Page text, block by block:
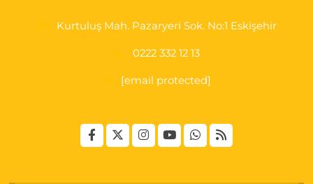
Kurtuluş Mah. Pazaryeri Sok. No:1 Eskişehir
0222 332 12 13
[email protected]